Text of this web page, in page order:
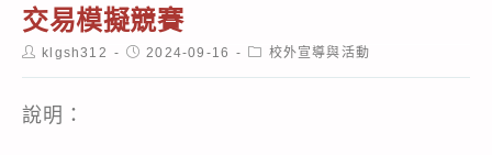
交易模擬競賽
Postklgsh312
Post2024-09-16
Post校外宣導與活動
說明：